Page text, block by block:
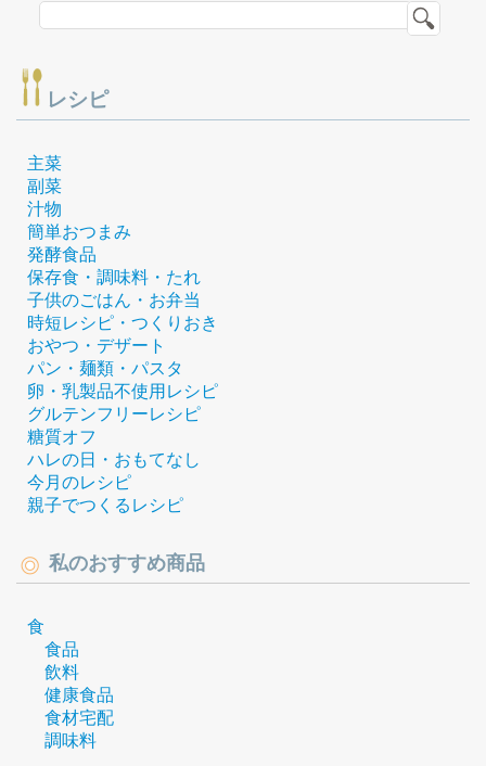
レシピ
主菜
副菜
汁物
簡単おつまみ
発酵食品
保存食・調味料・たれ
子供のごはん・お弁当
時短レシピ・つくりおき
おやつ・デザート
パン・麺類・パスタ
卵・乳製品不使用レシピ
グルテンフリーレシピ
糖質オフ
ハレの日・おもてなし
今月のレシピ
親子でつくるレシピ
私のおすすめ商品
食
食品
飲料
健康食品
食材宅配
調味料